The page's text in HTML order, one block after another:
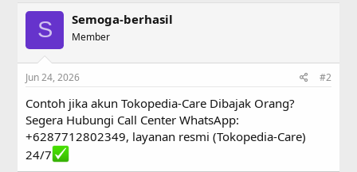
S Semoga-berhasil
Member
Jun 24, 2026 #2
Contoh jika akun Tokopedia-Care Dibajak Orang?
Segera Hubungi Call Center WhatsApp:
+6287712802349, layanan resmi (Tokopedia-Care)
24/7